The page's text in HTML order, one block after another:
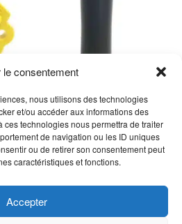
le consentement
nous utilisons des technologies
et/ou accéder aux informations des
ces technologies nous permettra de traiter
de navigation ou les ID uniques
ou de retirer son consentement peut
caractéristiques et fonctions.
Accepter
Goupille pivot série M